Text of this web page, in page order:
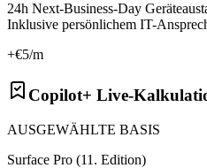
24h Next-Business-Day
Inklusive persönlichem IT-
+€5/m
Copilot+ Live-
AUSGEWÄHLTE BASIS
Surface Pro (11. Edition)